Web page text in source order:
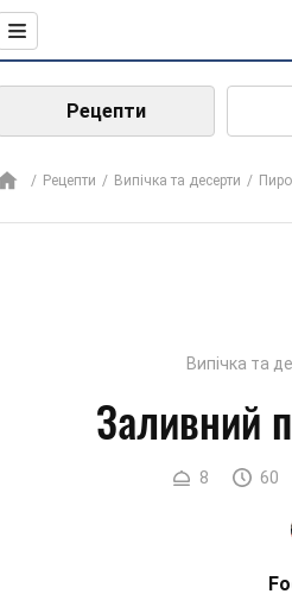
Рецепти
Рецепти Випічка та десерти
Випічка та
Заливний
8 60